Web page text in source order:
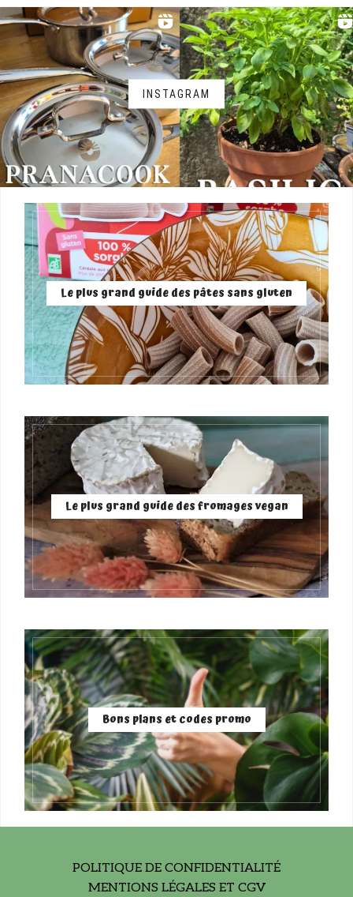
INSTAGRAM
Le plus grand guide des pâtes sans gluten
Le plus grand guide des fromages vegan
Bons plans et codes promo
POLITIQUE DE CONFIDENTIALITÉ
MENTIONS LÉGALES ET CGV